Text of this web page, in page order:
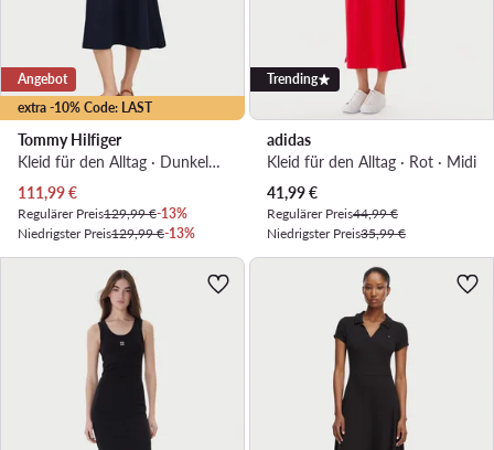
extra -10% Code: LAST
Angebot
Tommy Hilfiger
Kleid für den Alltag · Dunkelblau · Midi
Aktueller Preis
111,99€
Regulärer Preis129,99 €-13%
Niedrigster Preis129,99 €-13%
Trending
adidas
Kleid für den Alltag · Rot · Midi
Aktueller Preis
41,99€
Regulärer Preis44,99 €
Niedrigster Preis35,99 €